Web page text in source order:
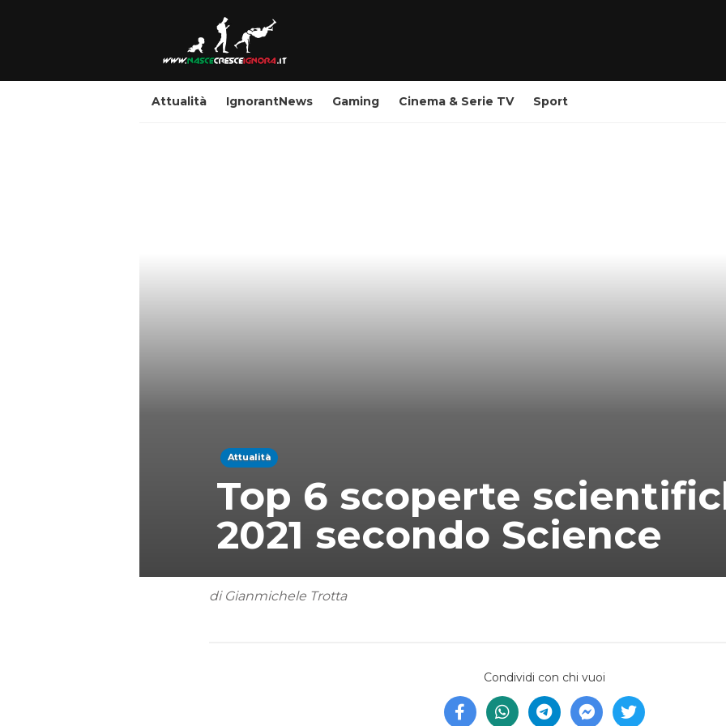
Attualità IgnorantNews Gaming Cinema & Serie TV Sport
Attualità
Top 6 scoperte
2021 secondo Science
di Gianmichele Trotta
Condividi con chi vuoi